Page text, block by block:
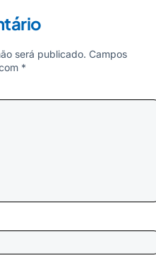
será publicado. Campos
*